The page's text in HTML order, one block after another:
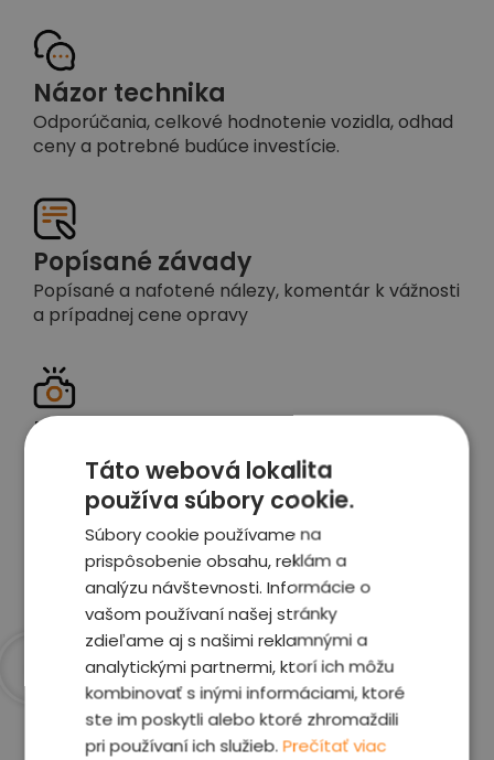
Názor technika
Odporúčania, celkové hodnotenie vozidla, odhad
ceny a potrebné budúce investície.
Popísané závady
Popísané a nafotené nálezy, komentár k vážnosti
a prípadnej cene opravy
Detailné foto aj video
Celé auto z exteriéru aj interiéru nafotíme
vrátane závad a poškodení
Zobraziť report
Prečo sme najlepšia
Táto webová lokalita
používa súbory cookie.
Súbory cookie používame na
prispôsobenie obsahu, reklám a
analýzu návštevnosti. Informácie o
vašom používaní našej stránky
zdieľame aj s našimi reklamnými a
analytickými partnermi, ktorí ich môžu
kombinovať s inými informáciami, ktoré
ste im poskytli alebo ktoré zhromaždili
pri používaní ich služieb.Prečítať viac